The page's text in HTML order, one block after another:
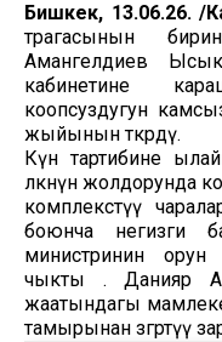
Бишкек, 13.06.26. /
төрагасынын
Амангелдиев
кабинетине
коопсуздугун
жыйынын өткөрдү.
Күн тартибине
өлкөнүн жолдорунда
комплекстүү
боюнча негизги
министринин
чыкты . Данияр
жаатындагы
тамырынан өзгөртүү